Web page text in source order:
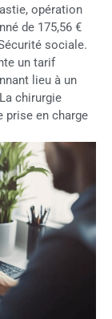
opération
de 175,56 €
sociale.
un tarif
lieu à un
chirurgie
prise en charge